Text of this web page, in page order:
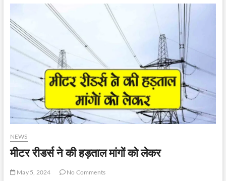
मांगा
NEWS
मीटर रीडर्स ने की हड़ताल मांगों को लेकर
May 5, 2024
No Comments